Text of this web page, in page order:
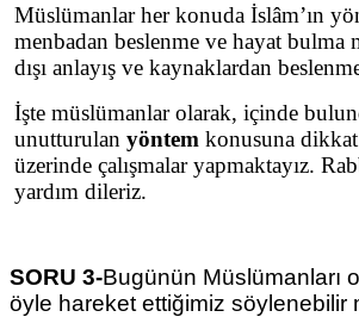
Müslümanlar her konuda İslâm’ın
menbadan beslenme ve hayat
dışı anlayış ve kaynaklardan
İşte müslümanlar olarak, içinde
unutturulan yöntem konusuna
üzerinde çalışmalar yapmaktayız.
yardım dileriz.
SORU 3-Bugünün Müslümanları
öyle hareket ettiğimiz söylenebilir